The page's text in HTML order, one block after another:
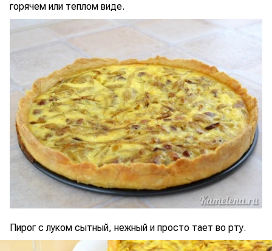
горячем или теплом виде.
Пирог с луком сытный, нежный и просто тает во рту.